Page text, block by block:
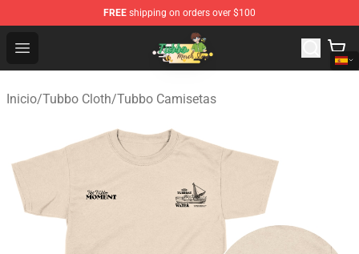
FREE shipping on orders over $100
Open menu
Tubbo Store - Official Tubbo Merchandise Shop
Inicio/Tubbo Cloth/Tubbo Camisetas